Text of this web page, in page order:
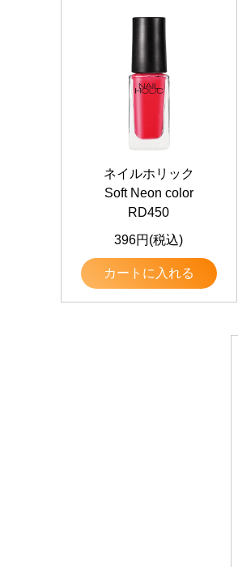
ネイルホリック
Soft Neon color
RD450
396円(税込)
カートに入れる